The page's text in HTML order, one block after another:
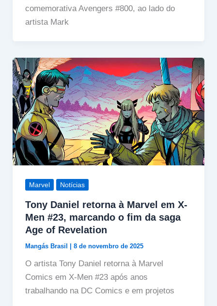
comemorativa Avengers #800, ao lado do
artista Mark
Marvel Notícias
Tony Daniel retorna à Marvel em X-
Men #23, marcando o fim da saga
Age of Revelation
Mangás Brasil | 8 de novembro de 2025
O artista Tony Daniel retorna à Marvel
Comics em X-Men #23 após anos
trabalhando na DC Comics e em projetos